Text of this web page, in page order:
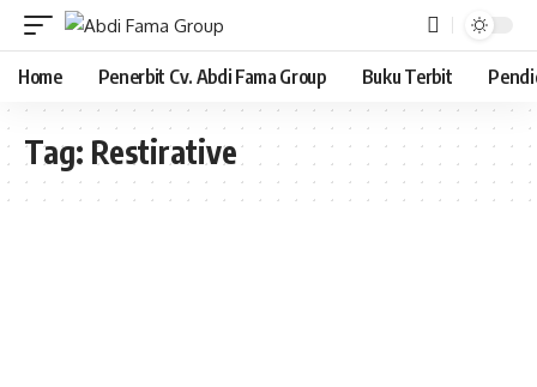
Home Penerbit Cv. Abdi Fama Group Buku Terbit
Tag: Restirative